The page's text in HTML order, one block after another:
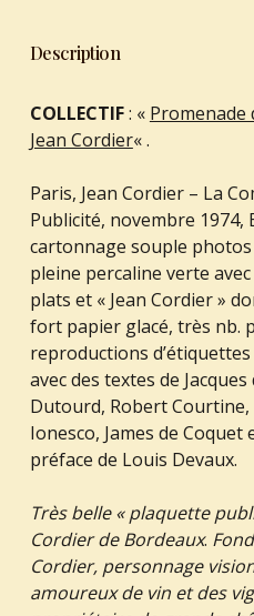
Description
COLLECTIF: « Promenade
Jean Cordier« .
Paris, Jean Cordier – La
Publicité, novembre 1974,
cartonnage souple
pleine percaline verte
plats et « Jean Cordier »
fort papier glacé, très nb.
reproductions
avec des textes de
Dutourd, Robert Courtine,
Ionesco, James de Coquet
préface de Louis Devaux.
Très belle « plaquette
Cordier de Bordeaux.
Cordier, personnage
amoureux de vin et des